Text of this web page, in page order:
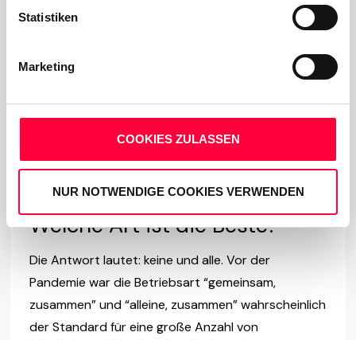
Statistiken
Marketing
COOKIES ZULASSEN
NUR NOTWENDIGE COOKIES VERWENDEN
technischen Supports schon seit langem die
beschreibt dieser Modus der Zusammenarbeit ein
unabhängig vom Team arbeiten. Es liegt in der
Teammitgliedern gibt.
Welche Art ist die Beste?
Die Antwort lautet: keine und alle. Vor der
Pandemie war die Betriebsart “gemeinsam,
zusammen” und “alleine, zusammen” wahrscheinlich
der Standard für eine große Anzahl von